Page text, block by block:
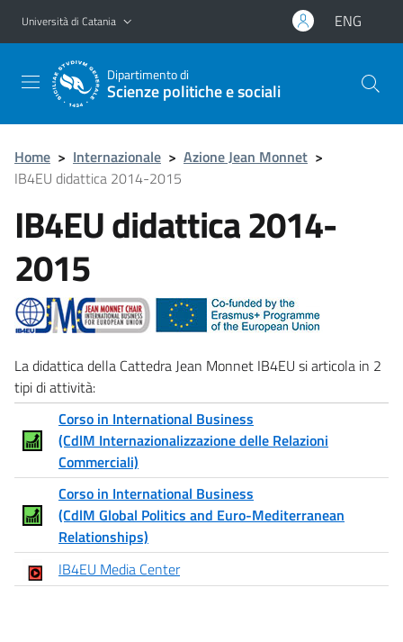
Vai al contenuto principale
Vai al menu di navigazione
Università di Catania ENG
Dipartimento di
Scienze politiche e sociali
Home > Internazionale > Azione Jean Monnet >
IB4EU didattica 2014-2015
IB4EU didattica 2014-
2015
La didattica della Cattedra Jean Monnet IB4EU si articola in 2
tipi di attività:
Corso in International Business
(CdlM Internazionalizzazione delle Relazioni
Commerciali)
Corso in International Business
(CdlM Global Politics and Euro-Mediterranean
Relationships)
IB4EU Media Center